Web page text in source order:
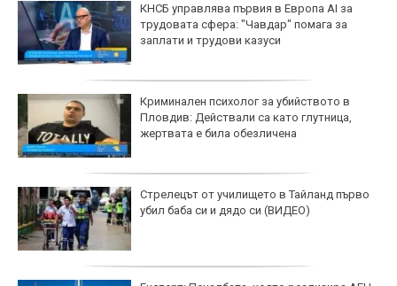
КНСБ управлява първия в Европа AI за
трудовата сфера: "Чавдар" помага за
заплати и трудови казуси
Криминален психолог за убийството в
Пловдив: Действали са като глутница,
жертвата е била обезличена
Стрелецът от училището в Тайланд първо
убил баба си и дядо си (ВИДЕО)